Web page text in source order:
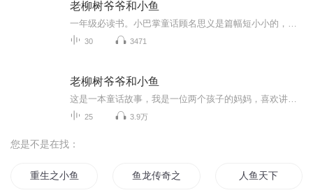
老柳树爷爷和小鱼
30 3471
老柳树爷爷和小鱼
25 3.9万
您是不是在找：
重生之小鱼人 鱼龙传奇之风云起 人鱼天下